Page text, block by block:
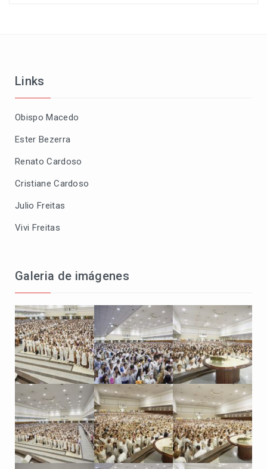
Links
Obispo Macedo
Ester Bezerra
Renato Cardoso
Cristiane Cardoso
Julio Freitas
Vivi Freitas
Galeria de imágenes